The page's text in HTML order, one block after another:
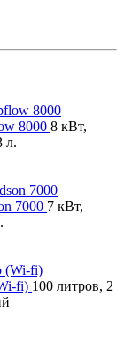
8000 8 кВт,
л.
7000 7 кВт,
fi) 100 литров, 2